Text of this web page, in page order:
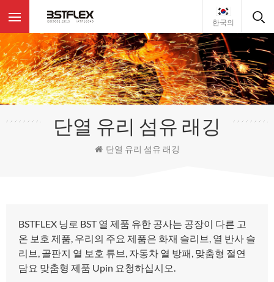
한국의
단열 유리 섬유 래깅
단열 유리 섬유 래깅
BSTFLEX 닝로 BST 열 제품 유한 공사는 공장이 다른 고
온 보호 제품, 우리의 주요 제품은 화재 슬리브, 열 반사 슬
리브, 골판지 열 보호 튜브, 자동차 열 방패, 맞춤형 절연
담요 맞춤형 제품 Upin 요청하십시오.